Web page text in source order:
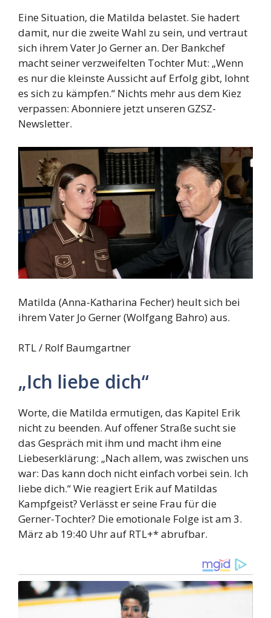
Eine Situation, die Matilda belastet. Sie hadert
damit, nur die zweite Wahl zu sein, und vertraut
sich ihrem Vater Jo Gerner an. Der Bankchef
macht seiner verzweifelten Tochter Mut: „Wenn
es nur die kleinste Aussicht auf Erfolg gibt, lohnt
es sich zu kämpfen.“ Nichts mehr aus dem Kiez
verpassen: Abonniere jetzt unseren GZSZ-
Newsletter.
Matilda (Anna-Katharina Fecher) heult sich bei
ihrem Vater Jo Gerner (Wolfgang Bahro) aus.
RTL / Rolf Baumgartner
„Ich liebe dich“
Worte, die Matilda ermutigen, das Kapitel Erik
nicht zu beenden. Auf offener Straße sucht sie
das Gespräch mit ihm und macht ihm eine
Liebeserklärung: „Nach allem, was zwischen uns
war: Das kann doch nicht einfach vorbei sein. Ich
liebe dich.“ Wie reagiert Erik auf Matildas
Kampfgeist? Verlässt er seine Frau für die
Gerner-Tochter? Die emotionale Folge ist am 3.
März ab 19:40 Uhr auf RTL+* abrufbar.